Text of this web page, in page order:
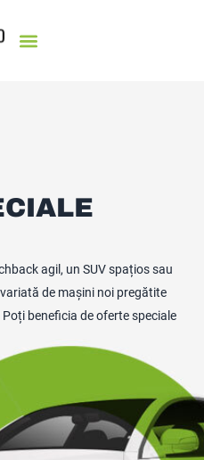
agil, un SUV spațios sau
de mașini noi pregătite
beneficia de oferte speciale